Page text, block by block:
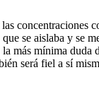
concentraciones
se aislaba y se
más mínima duda
será fiel a sí